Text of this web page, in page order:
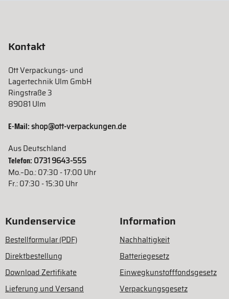
Kontakt
Ott Verpackungs- und
Lagertechnik Ulm GmbH
Ringstraße 3
89081 Ulm
E-Mail:shop@ott-verpackungen.de
Aus Deutschland
Telefon: 0731 9643-555
Mo.–Do.: 07:30 - 17:00 Uhr
Fr.: 07:30 - 15:30 Uhr
Kundenservice
Bestellformular (PDF)
Direktbestellung
Download Zertifikate
Lieferung und Versand
Information
Nachhaltigkeit
Batteriegesetz
Einwegkunstofffondsgesetz
Verpackungsgesetz